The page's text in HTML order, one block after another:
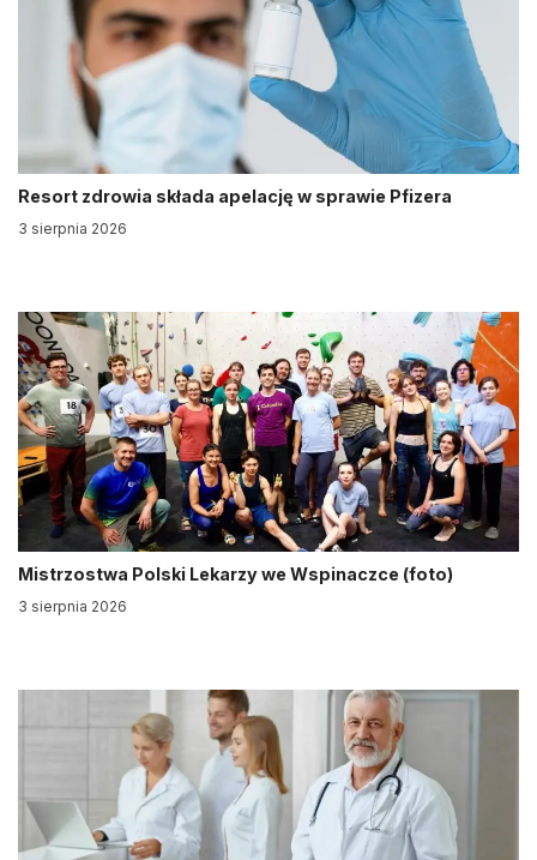
Resort zdrowia składa apelację w sprawie Pfizera
3 sierpnia 2026
Mistrzostwa Polski Lekarzy we Wspinaczce (foto)
3 sierpnia 2026